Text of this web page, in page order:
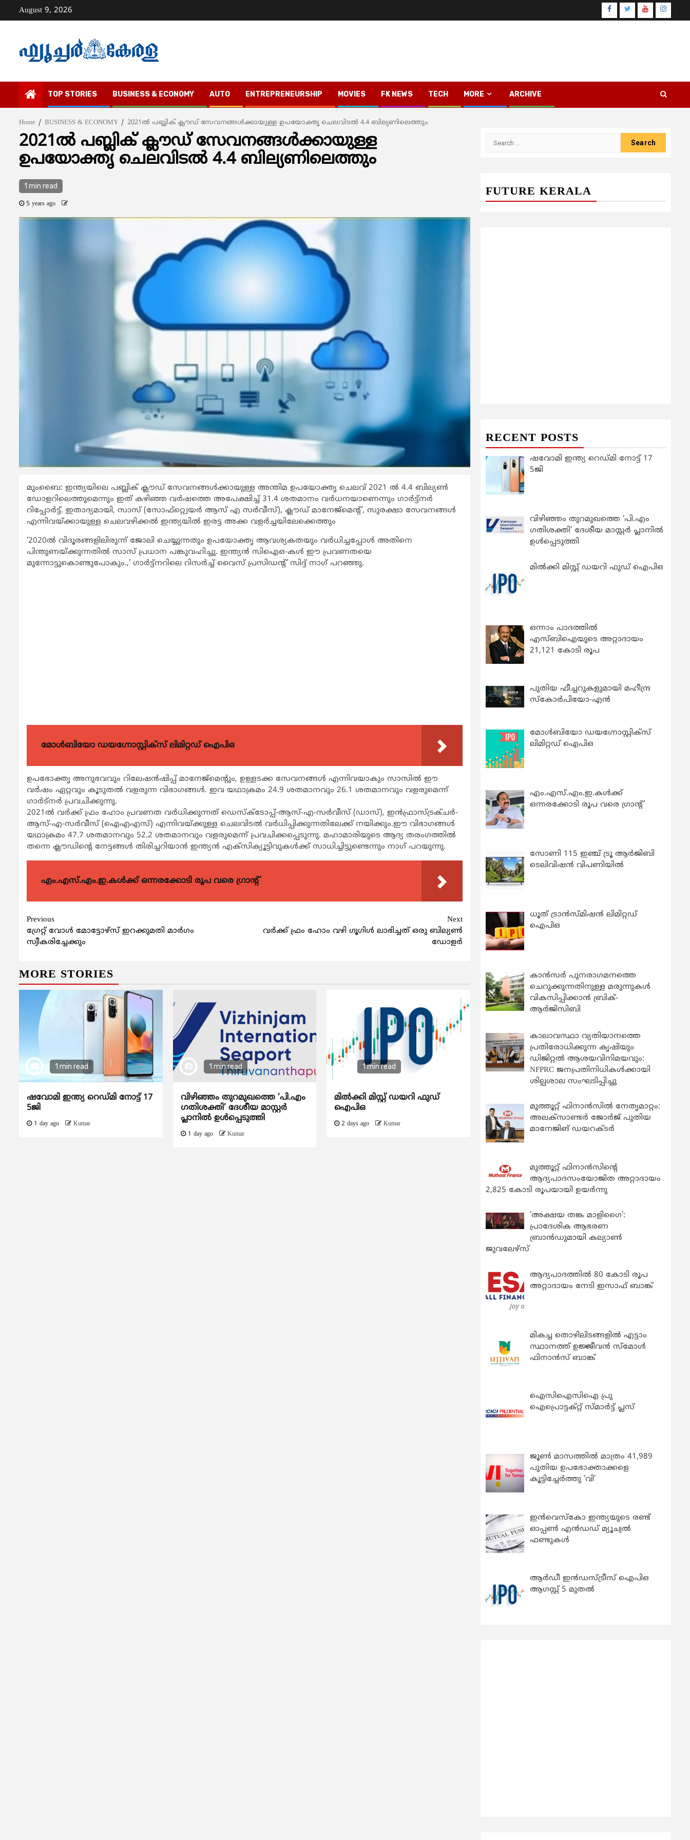
August 9, 2026 Facebook
TwitterYoutube
TOP STORIES BUSINESS & ECONOMY AUTO ENTREPRENEURSHIP MOVIES FK NEWS TECH MORE ARCHIVE
Home BUSINESS & ECONOMY 2021ല്‍ പബ്ലിക് ക്ലൗഡ് സേവനങ്ങള്‍ക്കായുള്ള ഉപയോക്തൃ ചെലവിടല്‍ 4.4 ബില്യണിലെത്തും
2021ല്‍ പബ്ലിക് ക്ലൗഡ് സേവനങ്ങള്‍ക്കായുള്ള
ഉപയോക്തൃ ചെലവിടല്‍ 4.4 ബില്യണിലെത്തും
1 min read
5 years ago
മുംബൈ: ഇന്ത്യയിലെ പബ്ലിക് ക്ലൗഡ് സേവനങ്ങള്‍ക്കായുള്ള അന്തിമ ഉപയോക്തൃ ചെലവ് 2021 ല്‍ 4.4 ബില്യണ്‍
ഡോളറിലെത്തുമെന്നും ഇത് കഴിഞ്ഞ വര്‍ഷത്തെ അപേക്ഷിച്ച് 31.4 ശതമാനം വര്‍ധനയാണെന്നും ഗാര്‍ട്ട്നര്‍
റിപ്പോര്‍ട്ട്. ഇതാദ്യമായി, സാസ് (സോഫ്റ്റ്വെയര്‍ ആസ് എ സര്‍വീസ്), ക്ലൗഡ് മാനേജ്മെന്‍റ്, സുരക്ഷാ സേവനങ്ങള്‍
എന്നിവയ്ക്കായുള്ള ചെലവഴിക്കല്‍ ഇന്ത്യയില്‍ ഇരട്ട അക്ക വളര്‍ച്ചയിലേക്കെത്തും
‘2020ല്‍ വിദൂരങ്ങളിലിരുന്ന് ജോലി ചെയ്യുന്നതും ഉപയോക്തൃ ആവശ്യകതയും വര്‍ധിച്ചപ്പോള്‍ അതിനെ
പിന്തുണയ്ക്കുന്നതില്‍ സാസ് പ്രധാന പങ്കുവഹിച്ചു. ഇന്ത്യന്‍ സിഐഒ-കള്‍ ഈ പ്രവണതയെ
മുന്നോട്ടുകൊണ്ടുപോകും.,’ ഗാര്‍ട്ട്നറിലെ റിസര്‍ച്ച് വൈസ് പ്രസിഡന്‍റ് സിദ്ദ് നാഗ് പറഞ്ഞു.
മോൾബിയോ ഡയഗ്നോസ്റ്റിക്സ് ലിമിറ്റഡ് ഐപിഒ
ഉപഭോക്തൃ അനുഭവവും റിലേഷന്‍ഷിപ്പ് മാനേജ്മെന്‍റും, ഉള്ളടക്ക സേവനങ്ങള്‍ എന്നിവയാകും സാസില്‍ ഈ
വര്‍ഷം ഏറ്റവും കൂടുതല്‍ വളരുന്ന വിഭാഗങ്ങള്‍. ഇവ യഥാക്രമം 24.9 ശതമാനവും 26.1 ശതമാനവും വളരുമെന്ന്
ഗാര്‍ട്നര്‍ പ്രവചിക്കുന്നു.
2021ല്‍ വര്‍ക്ക് ഫ്രം ഹോം പ്രവണത വര്‍ധിക്കുന്നത് ഡെസ്ക്ടോപ്പ്-ആസ്-എ-സര്‍വീസ് (ഡാസ്), ഇന്‍ഫ്രാസ്ട്രക്ചര്‍-
ആസ്-എ-സര്‍വീസ് (ഐഎഎസ്) എന്നിവയ്ക്കുള്ള ചെലവിടല്‍ വര്‍ധിപ്പിക്കുന്നതിലേക്ക് നയിക്കും.ഈ വിഭാഗങ്ങള്‍
യഥാക്രമം 47.7 ശതമാനവും 52.2 ശതമാനവും വളരുമെന്ന് പ്രവചിക്കപ്പെടുന്നു. മഹാമാരിയുടെ ആദ്യ തരംഗത്തില്‍
തന്നെ ക്ലൗഡിന്‍റെ നേട്ടങ്ങള്‍ തിരിച്ചറിയാന്‍ ഇന്ത്യന്‍ എക്സിക്യൂട്ടിവുകള്‍ക്ക് സാധിച്ചിട്ടുണ്ടെന്നും നാഗ് പറയുന്നു.
എം.എസ്.എം.ഇ.കൾക്ക് ഒന്നരക്കോടി രൂപ വരെ ഗ്രാന്റ്
Continue
Reading
Previous
ഗ്രേറ്റ് വോള്‍ മോട്ടോഴ്‌സ് ഇറക്കുമതി മാര്‍ഗം
സ്വീകരിച്ചേക്കും
Next
വര്‍ക്ക് ഫ്രം ഹോം വഴി ഗൂഗിള്‍ ലാഭിച്ചത് ഒരു ബില്യണ്‍
ഡോളര്‍
MORE STORIES
1 min read
ഷവോമി ഇന്ത്യ റെഡ്മി നോട്ട് 17
5ജി
1 day ago Kumar
1 min read
വിഴിഞ്ഞം തുറമുഖത്തെ ‘പി.എം
ഗതിശക്തി’ ദേശീയ മാസ്റ്റർ
പ്ലാനിൽ ഉൾപ്പെടുത്തി
1 day ago Kumar
1 min read
മിൽക്കി മിസ്റ്റ് ഡയറി ഫുഡ്
ഐപിഒ
2 days ago Kumar
FUTURE KERALA
RECENT POSTS
ഷവോമി ഇന്ത്യ റെഡ്മി നോട്ട് 17
5ജി
വിഴിഞ്ഞം തുറമുഖത്തെ ‘പി.എം
ഗതിശക്തി’ ദേശീയ മാസ്റ്റർ പ്ലാനിൽ
ഉൾപ്പെടുത്തി
മിൽക്കി മിസ്റ്റ് ഡയറി ഫുഡ് ഐപിഒ
ഒന്നാം പാദത്തിൽ
എസ്ബിഐയുടെ അറ്റാദായം
21,121 കോടി രൂപ
പുതിയ ഫീച്ചറുകളുമായി മഹീന്ദ്ര
സ്കോർപിയോ-എൻ
മോൾബിയോ ഡയഗ്നോസ്റ്റിക്സ്
ലിമിറ്റഡ് ഐപിഒ
എം.എസ്.എം.ഇ.കൾക്ക്
ഒന്നരക്കോടി രൂപ വരെ ഗ്രാന്റ്
സോണി 115 ഇഞ്ച് ട്രൂ ആർജിബി
ടെലിവിഷൻ വിപണിയിൽ
ധൂത് ട്രാൻസ്മിഷൻ ലിമിറ്റഡ്
ഐപിഒ
കാന്‍സര്‍ പുനരാഗമനത്തെ
ചെറുക്കുന്നതിനുള്ള മരുന്നുകള്‍
വികസിപ്പിക്കാന്‍ ബ്രിക്-
ആര്‍ജിസിബി
കാലാവസ്ഥാ വ്യതിയാനത്തെ
പ്രതിരോധിക്കുന്ന കൃഷിയും
ഡിജിറ്റൽ ആശയവിനിമയവും:
NFPRC ജനപ്രതിനിധികൾക്കായി
ശില്പശാല സംഘടിപ്പിച്ചു
മുത്തൂറ്റ് ഫിനാൻസിൽ നേതൃമാറ്റം:
അലക്സാണ്ടർ ജോർജ് പുതിയ
മാനേജിങ് ഡയറക്ടർ
മുത്തൂറ്റ് ഫിനാൻസിന്റെ
ആദ്യപാദസംയോജിത അറ്റാദായം
2,825 കോടി രൂപയായി ഉയർന്നു
‘അക്ഷയ തങ്ക മാളിഗൈ’:
പ്രാദേശിക ആഭരണ
ബ്രാന്‍ഡുമായി കല്യാണ്‍
ജുവലേഴ്‌സ്
ആദ്യപാദത്തിൽ 80 കോടി രൂപ
അറ്റാദായം നേടി ഇസാഫ് ബാങ്ക്
മികച്ച തൊഴിലിടങ്ങളിൽ എട്ടാം
സ്ഥാനത്ത് ഉജ്ജീവൻ സ്മോൾ
ഫിനാൻസ് ബാങ്ക്
ഐസിഐസിഐ പ്രു
ഐപ്രൊട്ടക്റ്റ് സ്മാർട്ട് പ്ലസ്
ജൂൺ മാസത്തിൽ മാത്രം 41,989
പുതിയ ഉപഭോക്താക്കളെ
കൂട്ടിച്ചേർത്തു ‘വി’
ഇന്‍വെസ്കോ ഇന്ത്യയുടെ രണ്ട്
ഓപ്പണ്‍ എന്‍ഡഡ് മ്യൂച്വല്‍
ഫണ്ടുകള്‍
ആർഡീ ഇൻഡസ്ട്രീസ് ഐപിഒ
ആഗസ്റ്റ് 5 മുതൽ